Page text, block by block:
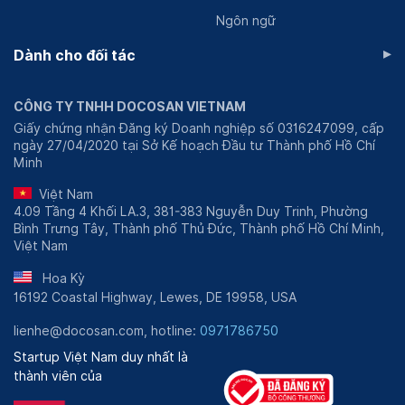
hạng III, thể hiện sự đóng góp quan trọng trong
Năm 1997: Viện tiếp tục được tặng huân chương
và thành tựu trong công tác y tế.
Năm 2002: Viện nhận được huân chương Lao
Động hạng I, là minh chứng cho sự đóng góp xuất
khoa học.
Năm 2008: Viện được tặng huân chương Độc Lập
hạng III, là một vinh dự cao quý.
Ngoài ra, Viện Pasteur Nha Trang còn nhận được nhiều
cờ thi đua và bằng khen từ Thủ tướng Chính phủ, Bộ Y
tế, và UBND tỉnh Khánh Hòa. Đặc biệt, có 2 cá nhân
nhân được tặng thưởng huân chương Lao Động, thể
hiện đội ngũ nhân sự xuất sắc và đầy đủ tâm huyết.
Về du lịch
Ngôn ngữ
Dành cho đối tác ▸
CÔNG TY TNHH DOCOSAN VIETNAM
Giấy chứng nhận Đăng ký Doanh nghiệp số 0316247099, cấp
ngày 27/04/2020 tại Sở Kế hoạch Đầu tư Thành phố Hồ Chí
Minh
Việt Nam
4.09 Tầng 4 Khối LA.3, 381-383 Nguyễn Duy Trinh, Phường
Bình Trưng Tây, Thành phố Thủ Đức, Thành phố Hồ Chí Minh,
Việt Nam
Hoa Kỳ
16192 Coastal Highway, Lewes, DE 19958, USA
lienhe@docosan.com, hotline: 0971786750
Startup Việt Nam duy nhất là
thành viên của